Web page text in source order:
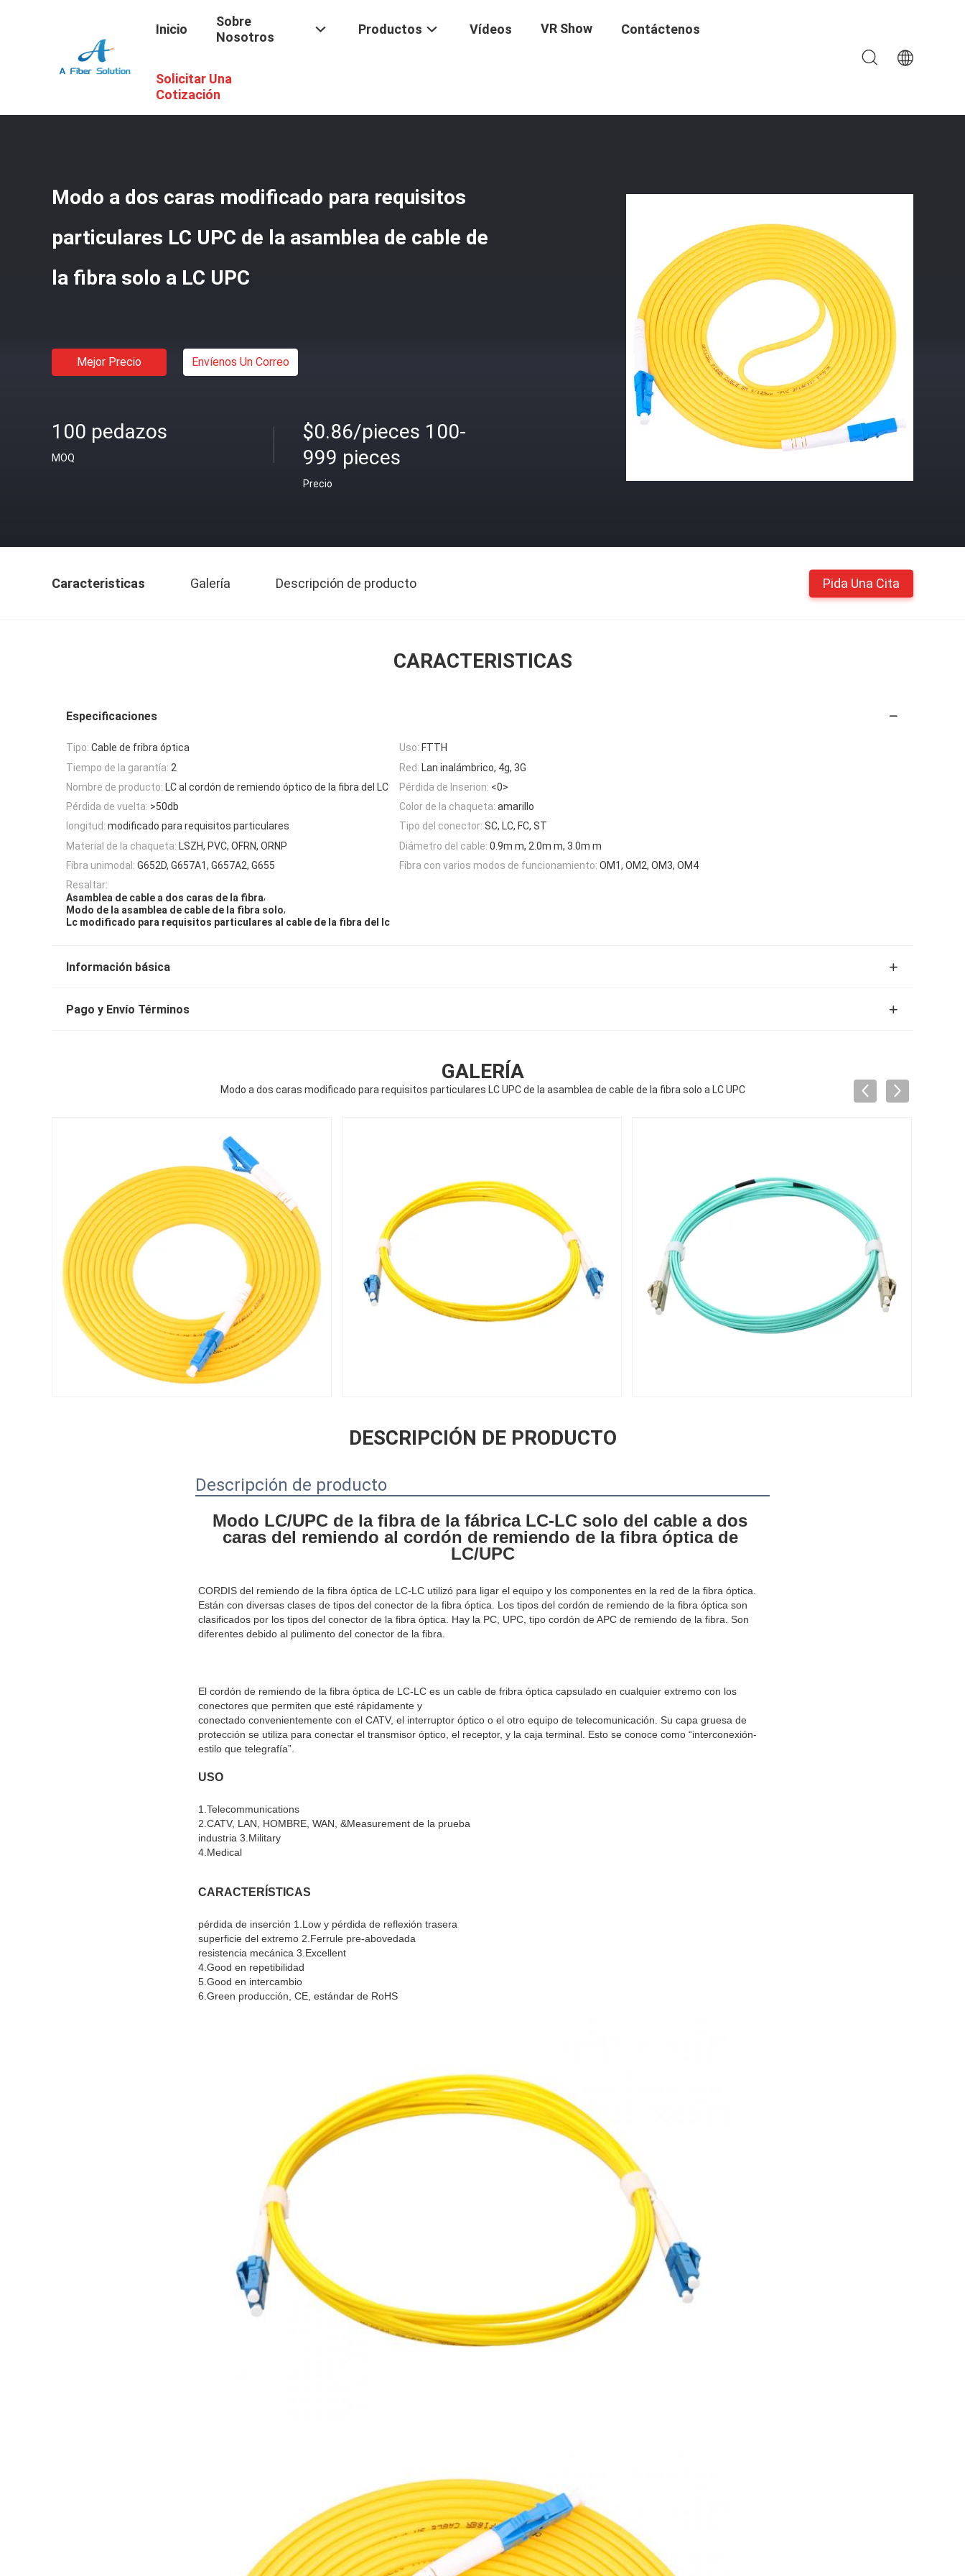
Inicio
Sobre
Nosotros
Productos Vídeos VR Show Contáctenos
Solicitar Una
Cotización
Inicio / Productos Asamblea De Cable De La Fibra
Modo a dos caras modificado para requisitos
particulares LC UPC de la asamblea de cable de
la fibra solo a LC UPC
Mejor Precio Envíenos Un Correo
100 pedazos
MOQ
$0.86/pieces 100-
999 pieces
Precio
Caracteristicas Galería Descripción de producto Pida Una Cita
CARACTERISTICAS
Especificaciones
Tipo: Cable de fribra óptica Uso: FTTH
Tiempo de la garantía: 2 Red: Lan inalámbrico, 4g, 3G
Nombre de producto: LC al cordón de remiendo óptico de la fibra del LC Pérdida de Inserion: <0>
Pérdida de vuelta: >50db Color de la chaqueta: amarillo
longitud: modificado para requisitos particulares Tipo del conector: SC, LC, FC, ST
Material de la chaqueta: LSZH, PVC, OFRN, ORNP Diámetro del cable: 0.9m m, 2.0m m, 3.0m m
Fibra unimodal: G652D, G657A1, G657A2, G655 Fibra con varios modos de funcionamiento: OM1, OM2, OM3, OM4
Resaltar:
Asamblea de cable a dos caras de la fibra,
Modo de la asamblea de cable de la fibra solo,
Lc modificado para requisitos particulares al cable de la fibra del lc
Información básica
Pago y Envío Términos
GALERÍA
Modo a dos caras modificado para requisitos particulares LC UPC de la asamblea de cable de la fibra solo a LC UPC
DESCRIPCIÓN DE PRODUCTO
Descripción de producto
Modo LC/UPC de la fibra de la fábrica LC-LC solo del cable a dos
caras del remiendo al cordón de remiendo de la fibra óptica de
LC/UPC
CORDIS del remiendo de la fibra óptica de LC-LC utilizó para ligar el equipo y los componentes en la red de la fibra óptica.
Están con diversas clases de tipos del conector de la fibra óptica. Los tipos del cordón de remiendo de la fibra óptica son
clasificados por los tipos del conector de la fibra óptica. Hay la PC, UPC, tipo cordón de APC de remiendo de la fibra. Son
diferentes debido al pulimento del conector de la fibra.
El cordón de remiendo de la fibra óptica de LC-LC es un cable de fribra óptica capsulado en cualquier extremo con los
conectores que permiten que esté rápidamente y
conectado convenientemente con el CATV, el interruptor óptico o el otro equipo de telecomunicación. Su capa gruesa de
protección se utiliza para conectar el transmisor óptico, el receptor, y la caja terminal. Esto se conoce como “interconexión-
estilo que telegrafía”.
USO
1.Telecommunications
2.CATV, LAN, HOMBRE, WAN, &Measurement de la prueba
industria 3.Military
4.Medical
CARACTERÍSTICAS
pérdida de inserción 1.Low y pérdida de reflexión trasera
superficie del extremo 2.Ferrule pre-abovedada
resistencia mecánica 3.Excellent
4.Good en repetibilidad
5.Good en intercambio
6.Green producción, CE, estándar de RoHS